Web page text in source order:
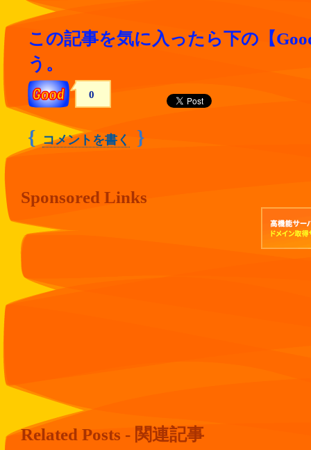
この記事を気に入ったら下の【
う。
0
{ コメントを書く }
Sponsored Links
Related Posts - 関連記事